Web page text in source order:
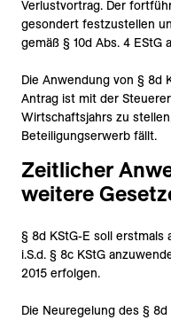
Verlustvortrag. Der
gesondert festzustellen
gemäß § 10d Abs. 4 EStG
Die Anwendung von § 8d
Antrag ist mit der
Wirtschaftsjahrs zu
Beteiligungserwerb fällt.
Zeitlicher
weitere
§ 8d KStG-E soll
i.S.d. § 8c KStG
2015 erfolgen.
Die Neuregelung des §